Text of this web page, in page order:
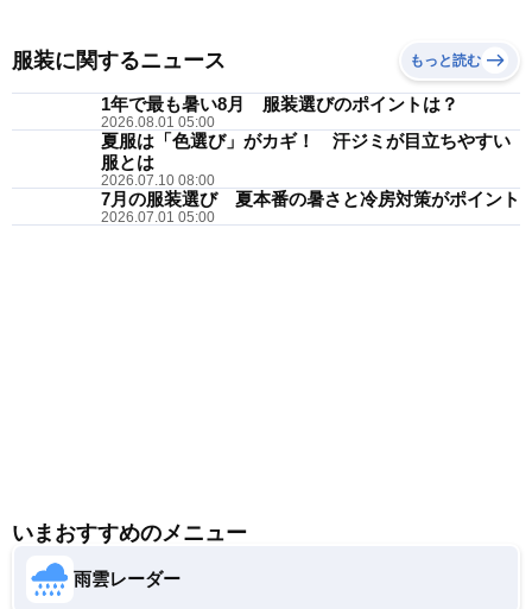
服装に関するニュース もっと読む
1年で最も暑い8月 服装選びのポイントは？
2026.08.01 05:00
夏服は「色選び」がカギ！ 汗ジミが目立ちやすい
服とは
2026.07.10 08:00
7月の服装選び 夏本番の暑さと冷房対策がポイント
2026.07.01 05:00
いまおすすめのメニュー
雨雲レーダー